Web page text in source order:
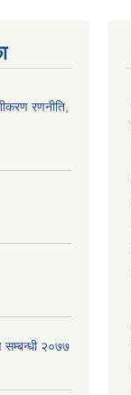
रणनीति,
सम्बन्धी २०७७